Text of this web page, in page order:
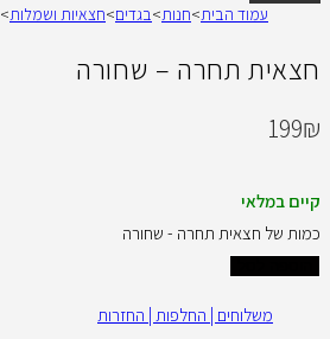
עמוד הבית>חנות>בגדים>חצאיות ושמלות>
חצאית תחרה – שחורה
199₪
קיים במלאי
כמות של חצאית תחרה - שחורה
משלוחים | החלפות | החזרות